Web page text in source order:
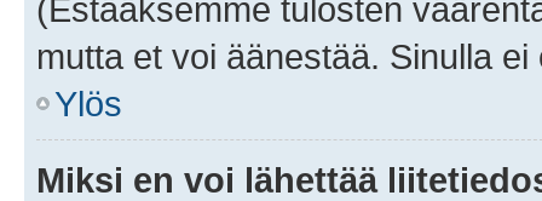
(Estääksemme tulosten
mutta et voi äänestää. Sinulla
Ylös
Miksi en voi lähettää